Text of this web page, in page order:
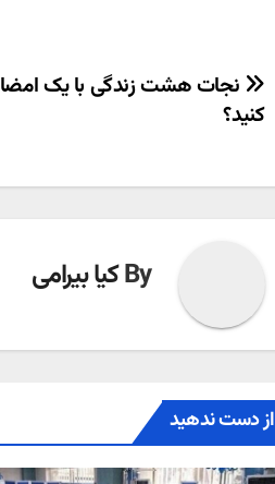
راهبری
نوشته
نجات هشت زندگی با یک
کنید؟
Byکیا بیرامی
از دست ندهید